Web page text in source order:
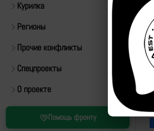
Курилка
Регионы
Прочие конфликты
Спецпроекты
О проекте
Помощь фронту